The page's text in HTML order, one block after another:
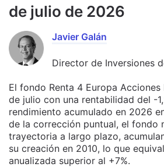
de julio de 2026
Javier Galán
Director de Inversiones
El fondo Renta 4 Europa
de julio con una rentabilidad del -
rendimiento acumulado en 2026
de la corrección puntual, el fondo
trayectoria a largo plazo,
su creación en 2010, lo que
anualizada superior al +7%.